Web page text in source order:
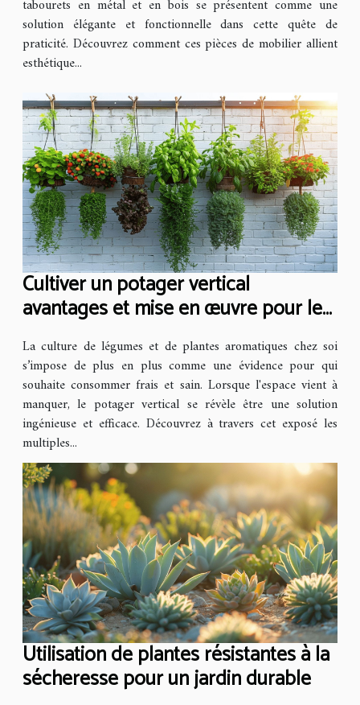
tabourets en métal et en bois se présentent comme une
solution élégante et fonctionnelle dans cette quête de
praticité. Découvrez comment ces pièces de mobilier allient
esthétique...
Cultiver un potager vertical
avantages et mise en œuvre pour les
espaces réduits
La culture de légumes et de plantes aromatiques chez soi
s’impose de plus en plus comme une évidence pour qui
souhaite consommer frais et sain. Lorsque l'espace vient à
manquer, le potager vertical se révèle être une solution
ingénieuse et efficace. Découvrez à travers cet exposé les
multiples...
Utilisation de plantes résistantes à la
sécheresse pour un jardin durable